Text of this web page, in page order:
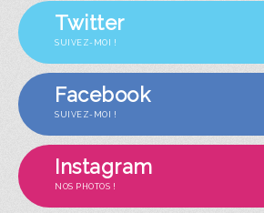
Twitter
SUIVEZ-MOI !
Facebook
SUIVEZ-MOI !
Instagram
NOS PHOTOS !